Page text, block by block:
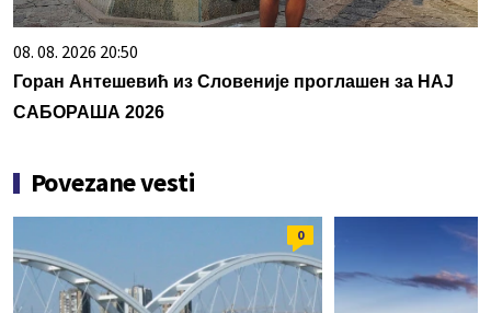
08. 08. 2026 20:50
Горан Антешевић из Словеније проглашен за НАЈ
САБОРАША 2026
Povezane vesti
0